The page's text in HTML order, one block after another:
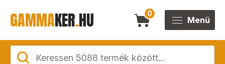
GAMMAKER.HU 0
Menü